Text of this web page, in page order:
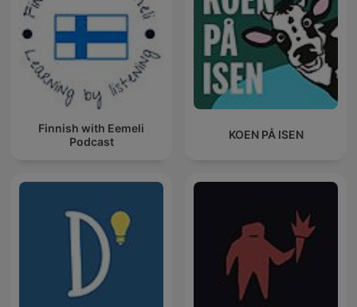
Finnish with Eemeli
Podcast
KOEN PÅ ISEN